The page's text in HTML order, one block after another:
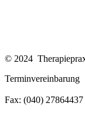
© 2024
Terminvereinbarung
Fax: (040) 27864437